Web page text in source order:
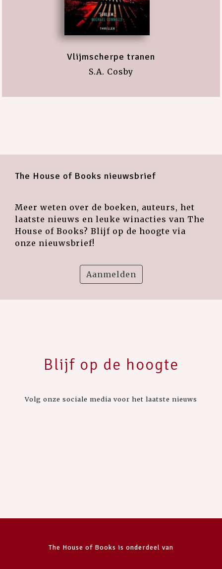
Vlijmscherpe tranen
S.A. Cosby
The House of Books nieuwsbrief
Meer weten over de boeken, auteurs, het
laatste nieuws en leuke winacties van The
House of Books? Blijf op de hoogte via
onze nieuwsbrief!
Aanmelden
Blijf op de hoogte
Volg onze sociale media voor het laatste nieuws
The House of Books is onderdeel van